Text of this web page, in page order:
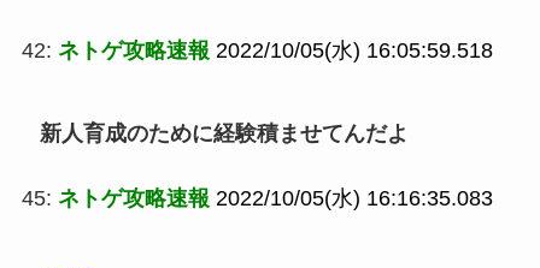
42: ネトゲ攻略速報 2022/10/05(水) 16:05:59.518
新人育成のために経験積ませてんだよ
45: ネトゲ攻略速報 2022/10/05(水) 16:16:35.083